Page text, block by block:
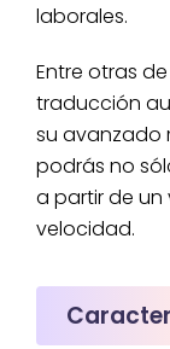
laborales.
Entre otras
traducción
su avanzado
podrás no
a partir de
velocidad.